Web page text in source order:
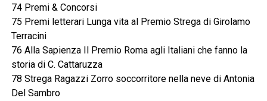
74 Premi & Concorsi
75 Premi letterari Lunga vita al Premio Strega di Girolamo
Terracini
76 Alla Sapienza Il Premio Roma agli Italiani che fanno la
storia di C. Cattaruzza
78 Strega Ragazzi Zorro soccorritore nella neve di Antonia
Del Sambro